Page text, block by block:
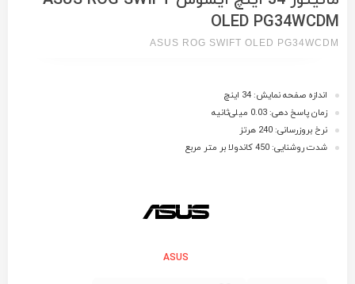
OLED PG34WCDM
ASUS ROG SWIFT OLED PG34WCDM
اندازه صفحه نمایش: 34 اینچ
زمان پاسخ دهی: 0.03 میلی‌ثانیه
نرخ بروزرسانی: 240 هرتز
شدت روشنایی: 450 کاندولا بر متر مربع
ASUS